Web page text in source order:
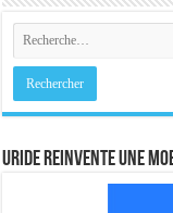
URIDE REINVENTE UNE